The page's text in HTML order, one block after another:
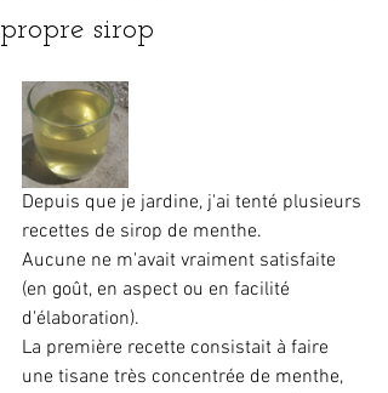
propre sirop
Depuis que je jardine, j'ai tenté plusieurs
recettes de sirop de menthe.
Aucune ne m'avait vraiment satisfaite
(en goût, en aspect ou en facilité
d'élaboration).
La première recette consistait à faire
une tisane très concentrée de menthe,